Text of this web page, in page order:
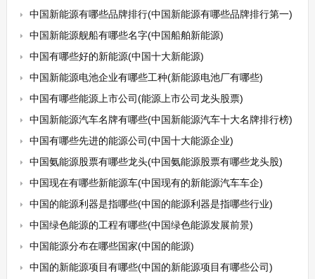
中国新能源有哪些品牌排行(中国新能源有哪些品牌排行第一)
中国新能源舰船有哪些名字(中国船舶新能源)
中国有哪些好的新能源(中国十大新能源)
中国新能源电池企业有哪些工种(新能源电池厂有哪些)
中国有哪些能源上市公司(能源上市公司龙头股票)
中国新能源汽车名牌有哪些(中国新能源汽车十大名牌排行榜)
中国有哪些先进的能源公司(中国十大能源企业)
中国氨能源股票有哪些龙头(中国氨能源股票有哪些龙头股)
中国现在有哪些新能源车(中国现有的新能源汽车车企)
中国的能源利器是指哪些(中国的能源利器是指哪些行业)
中国绿色能源的工程有哪些(中国绿色能源发展前景)
中国能源分布在哪些国家(中国的能源)
中国的新能源项目有哪些(中国的新能源项目有哪些公司)